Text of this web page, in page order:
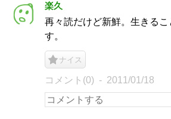
楽久
再々読だけど新鮮。生きるこ
す。
ナイス
コメント(0) 2011/01/18